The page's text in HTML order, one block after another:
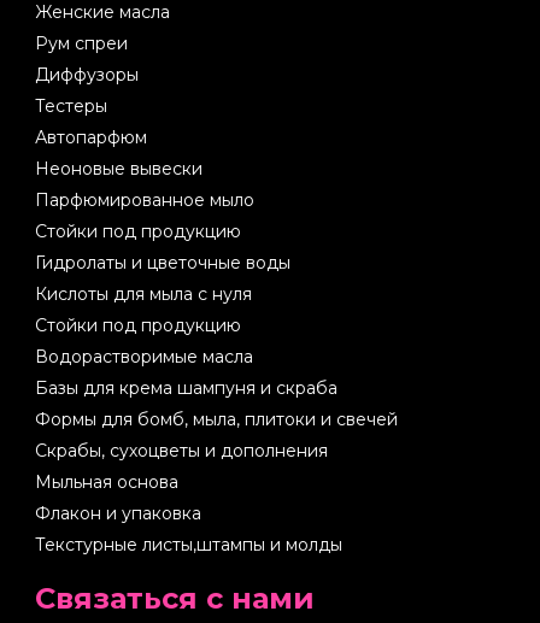
Женские масла
Рум спреи
Диффузоры
Тестеры
Автопарфюм
Неоновые вывески
Парфюмированное мыло
Стойки под продукцию
Гидролаты и цветочные воды
Кислоты для мыла с нуля
Стойки под продукцию
Водорастворимые масла
Базы для крема шампуня и скраба
Формы для бомб, мыла, плитоки и свечей
Скрабы, сухоцветы и дополнения
Мыльная основа
Флакон и упаковка
Текстурные листы,штампы и молды
Cвязаться с нами